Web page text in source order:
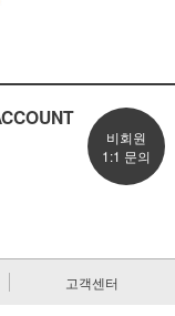
비회원
1:1 문의
고객센터